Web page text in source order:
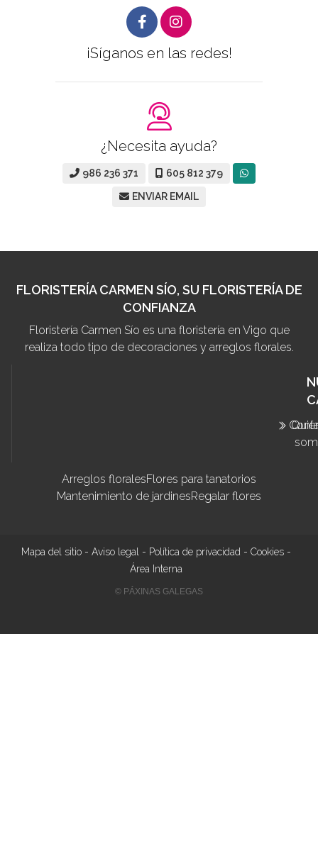
¡Síganos en las redes!
¿Necesita ayuda?
986 236 371 605 812 379
ENVIAR EMAIL
FLORISTERÍA CARMEN SÍO, SU FLORISTERÍA DE
CONFIANZA
Floristería Carmen Sío es una floristería en Vigo que
realiza todo tipo de decoraciones y arreglos florales.
Arreglos floralesFlores para tanatorios
Mantenimiento de jardinesRegalar flores
Mapa del sitio - Aviso legal - Política de privacidad - Cookies -
Área Interna
© PÁXINAS GALEGAS